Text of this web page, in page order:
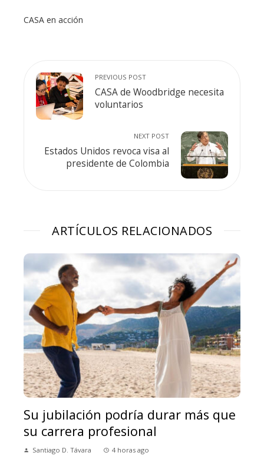
CASA en acción
PREVIOUS POST
CASA de Woodbridge necesita
voluntarios
NEXT POST
Estados Unidos revoca visa al
presidente de Colombia
ARTÍCULOS RELACIONADOS
Su jubilación podría durar más que
su carrera profesional
Santiago D. Távara 4 horas ago